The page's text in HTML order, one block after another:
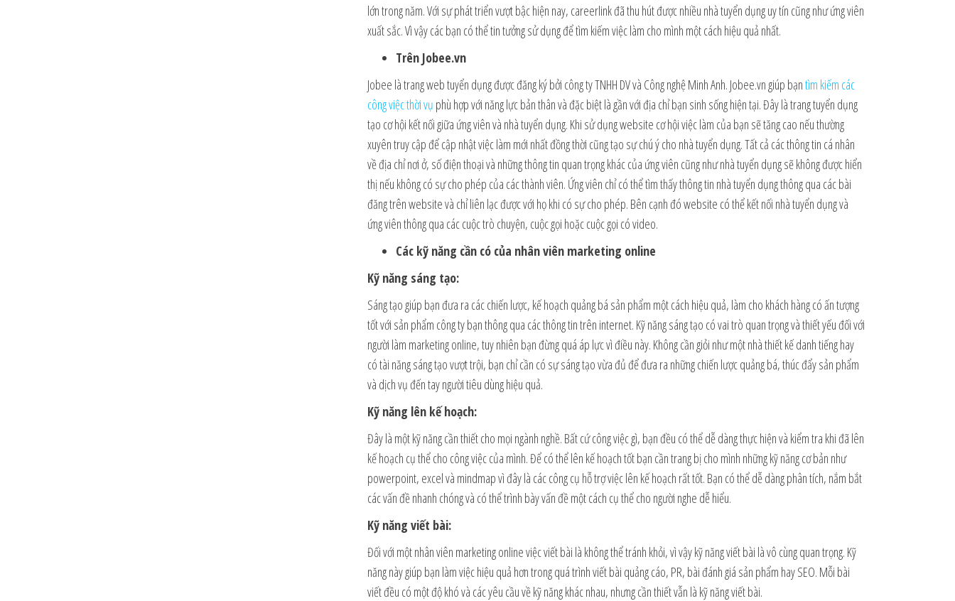
lớn trong năm. Với sự phát triển vượt bậc hiện nay, careerlink đã thu hút được nhiều nhà tuyển dụng uy tín cũng như ứng viên
xuất sắc. Vì vậy các bạn có thể tin tưởng sử dụng để tìm kiếm việc làm cho mình một cách hiệu quả nhất.
Trên Jobee.vn
Jobee là trang web tuyển dụng được đăng ký bởi công ty TNHH DV và Công nghệ Minh Anh. Jobee.vn giúp bạntìm kiếm các
công việc thời vụ phù hợp với năng lực bản thân và đặc biệt là gần với địa chỉ bạn sinh sống hiện tại. Đây là trang tuyển dụng
tạo cơ hội kết nối giữa ứng viên và nhà tuyển dụng. Khi sử dụng website cơ hội việc làm của bạn sẽ tăng cao nếu thường
xuyên truy cập để cập nhật việc làm mới nhất đồng thời cũng tạo sự chú ý cho nhà tuyển dụng. Tất cả các thông tin cá nhân
về địa chỉ nơi ở, số điện thoại và những thông tin quan trọng khác của ứng viên cũng như nhà tuyển dụng sẽ không được hiển
thị nếu không có sự cho phép của các thành viên. Ứng viên chỉ có thể tìm thấy thông tin nhà tuyển dụng thông qua các bài
đăng trên website và chỉ liên lạc được với họ khi có sự cho phép. Bên cạnh đó website có thể kết nối nhà tuyển dụng và
ứng viên thông qua các cuộc trò chuyện, cuộc gọi hoặc cuộc gọi có video.
Các kỹ năng cần có của nhân viên marketing online
Kỹ năng sáng tạo:
Sáng tạo giúp bạn đưa ra các chiến lược, kế hoạch quảng bá sản phẩm một cách hiệu quả, làm cho khách hàng có ấn tượng
tốt với sản phẩm công ty bạn thông qua các thông tin trên internet. Kỹ năng sáng tạo có vai trò quan trọng và thiết yếu đối với
người làm marketing online, tuy nhiên bạn đừng quá áp lực vì điều này. Không cần giỏi như một nhà thiết kế danh tiếng hay
có tài năng sáng tạo vượt trội, bạn chỉ cần có sự sáng tạo vừa đủ để đưa ra những chiến lược quảng bá, thúc đẩy sản phẩm
và dịch vụ đến tay người tiêu dùng hiệu quả.
Kỹ năng lên kế hoạch:
Đây là một kỹ năng cần thiết cho mọi ngành nghề. Bất cứ công việc gì, bạn đều có thể dễ dàng thực hiện và kiểm tra khi đã lên
kế hoạch cụ thể cho công việc của mình. Để có thể lên kế hoạch tốt bạn cần trang bị cho mình những kỹ năng cơ bản như
powerpoint, excel và mindmap vì đây là các công cụ hỗ trợ việc lên kế hoạch rất tốt. Bạn có thể dễ dàng phân tích, nắm bắt
các vấn đề nhanh chóng và có thể trình bày vấn đề một cách cụ thể cho người nghe dễ hiểu.
Kỹ năng viết bài:
Đối với một nhân viên marketing online việc viết bài là không thể tránh khỏi, vì vậy kỹ năng viết bài là vô cùng quan trọng. Kỹ
năng này giúp bạn làm việc hiệu quả hơn trong quá trình viết bài quảng cáo, PR, bài đánh giá sản phẩm hay SEO. Mỗi bài
viết đều có một độ khó và các yêu cầu về kỹ năng khác nhau, nhưng cần thiết vẫn là kỹ năng viết bài.